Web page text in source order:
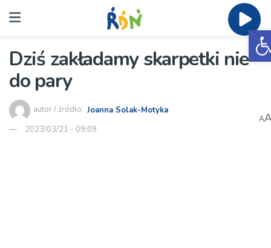
Dziś zakładamy skarpetki nie
do pary
autor / źródło: Joanna Solak-Motyka
2023/03/21 - 09:09
A